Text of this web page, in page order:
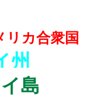
島
州
リカ合衆国